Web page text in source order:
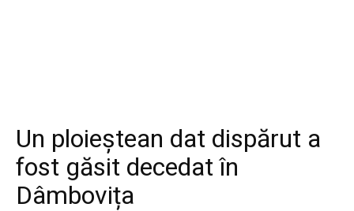
Un ploieștean dat dispărut a
fost găsit decedat în
Dâmbovița